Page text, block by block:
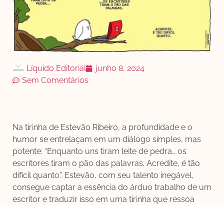
Líquido Editorial
junho 8, 2024
Sem Comentários
Na tirinha de Estevão Ribeiro, a profundidade e o
humor se entrelaçam em um diálogo simples, mas
potente: “Enquanto uns tiram leite de pedra… os
escritores tiram o pão das palavras. Acredite, é tão
difícil quanto.” Estevão, com seu talento inegável,
consegue captar a essência do árduo trabalho de um
escritor e traduzir isso em uma tirinha que ressoa